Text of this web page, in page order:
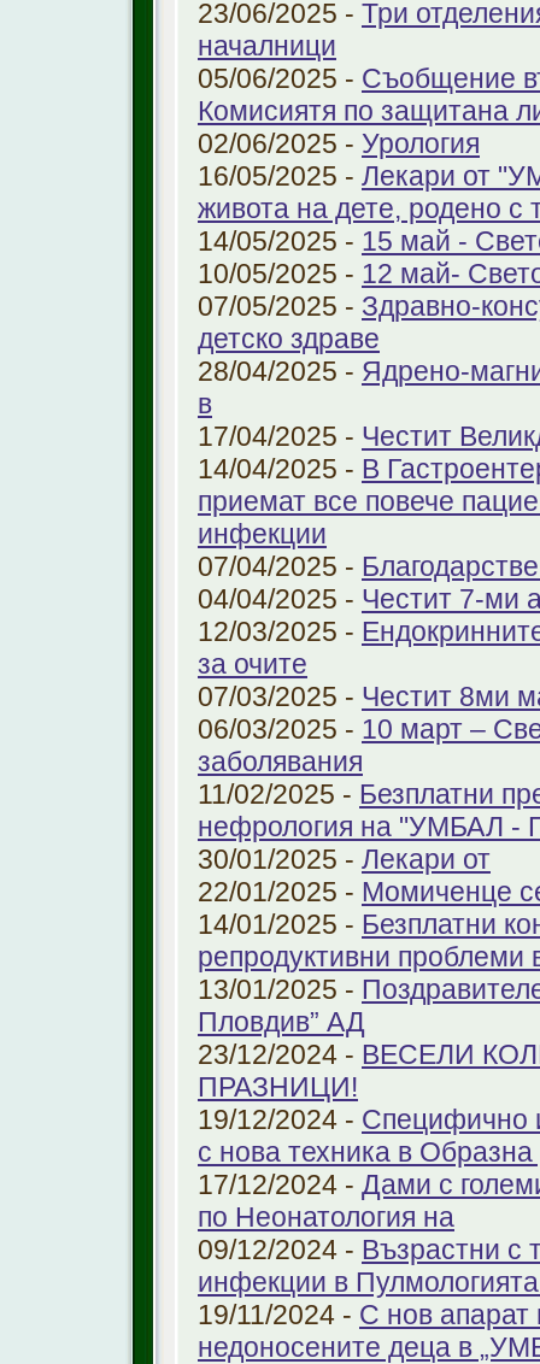
23/06/2025 - Три
началници
05/06/2025 - Съобщение
Комисиятя по защитана
02/06/2025 - Урология
16/05/2025 - Лекари от
живота на дете, родено с
14/05/2025 - 15 май -
10/05/2025 - 12 май-
07/05/2025 - Здравно-
детско здраве
28/04/2025 - Ядрено-
в
17/04/2025 - Честит
14/04/2025 - В
приемат все повече
инфекции
07/04/2025 -
04/04/2025 - Честит 7-ми
12/03/2025 -
за очите
07/03/2025 - Честит 8ми
06/03/2025 - 10 март –
заболявания
11/02/2025 - Безплатни
нефрология на "УМБАЛ -
30/01/2025 - Лекари от
22/01/2025 - Момиченце
14/01/2025 - Безплатни
репродуктивни
13/01/2025 -
Пловдив” АД
23/12/2024 - ВЕСЕЛИ
ПРАЗНИЦИ!
19/12/2024 - Специфично
с нова техника в Образна
17/12/2024 - Дами с
по Неонатология на
09/12/2024 - Възрастни с
инфекции в
19/11/2024 - С нов
недоносените деца в